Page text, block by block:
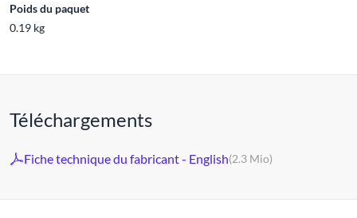
Poids du paquet
0.19 kg
Téléchargements
Fiche technique du fabricant - English(2.3 Mio)